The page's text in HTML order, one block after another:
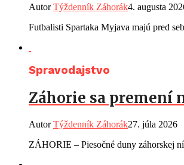
AutorTýždenník Záhorák4. augusta
Futbalisti Spartaka Myjava majú pred
Spravodajstvo
Záhorie sa premení
AutorTýždenník Záhorák27. júla 2026
ZÁHORIE – Piesočné duny záhorskej